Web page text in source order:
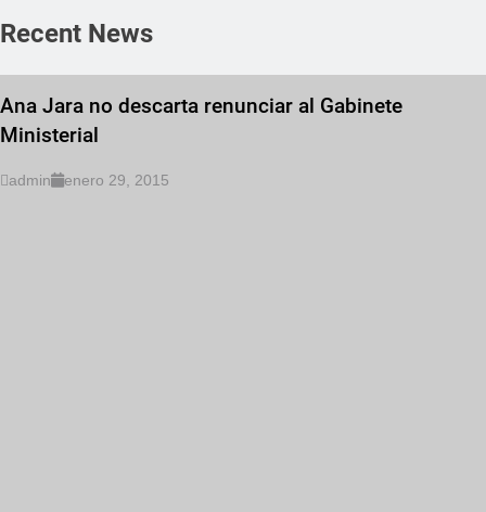
Recent News
Ana Jara no descarta renunciar al Gabinete
Ministerial
admin enero 29, 2015